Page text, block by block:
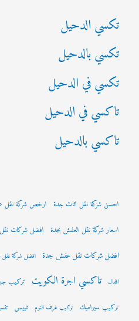
:تكسي الدحيل
تكسي بالدحيل
تكسي في الدحيل
تاكسي في الدحيل
تاكسي بالدحيل
احسن شركة نقل اثاث جدة ارخص شركة نقل
اسعار شركة نقل العفش بجدة افضل شركات
افضل شركات نقل عفش جدة افضل شركة
اقفال تاكسي اجرة الكويت تركيب
تركيب سيراميك تركيب غرف النوم تلييس